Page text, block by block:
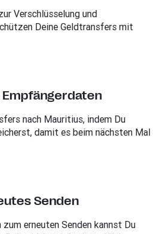
Verschlüsselung und
Deine Geldtransfers mit
nach Mauritius, indem Du
damit es beim nächsten Mal
Senden
erneuten Senden kannst Du